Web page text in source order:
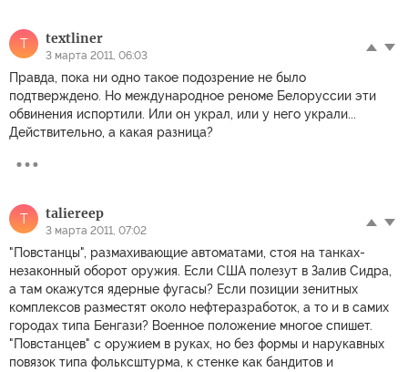
T textliner
3 марта 2011, 06:03
Правда, пока ни одно такое подозрение не было
подтверждено. Но международное реноме Белоруссии эти
обвинения испортили. Или он украл, или у него украли...
Действительно, а какая разница?
T taliereep
3 марта 2011, 07:02
"Повстанцы", размахивающие автоматами, стоя на танках-
незаконный оборот оружия. Если США полезут в Залив Сидра,
а там окажутся ядерные фугасы? Если позиции зенитных
комплексов разместят около нефтеразработок, а то и в самих
городах типа Бенгази? Военное положение многое спишет.
"Повстанцев" с оружием в руках, но без формы и нарукавных
повязок типа фольксштурма, к стенке как бандитов и